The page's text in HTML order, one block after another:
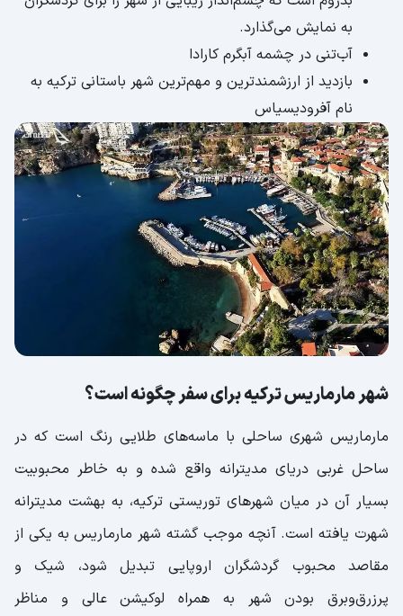
به نمایش می‌گذارد.
آب‌تنی در چشمه آبگرم کارادا
بازدید از ارزشمند‌ترین و مهم‌ترین شهر باستانی ترکیه به
نام آفرودیسیاس
شهر مارماریس ترکیه برای سفر چگونه است؟
مارماریس شهری ساحلی با ماسه‌های طلایی رنگ است که در
ساحل غربی دریای مدیترانه واقع شده و به خاطر محبوبیت
بسیار آن در میان شهرهای توریستی ترکیه، به بهشت مدیترانه
شهرت یافته است. آنچه موجب گشته شهر مارماریس به یکی از
مقاصد محبوب گردشگران اروپایی تبدیل شود، شیک و
پر‌زرق‌وبرق بودن شهر به همراه لوکیشن عالی و مناظر